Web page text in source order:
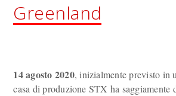
Greenland
14 agosto 2020, inizialmente previsto in
casa di produzione STX ha saggiamente